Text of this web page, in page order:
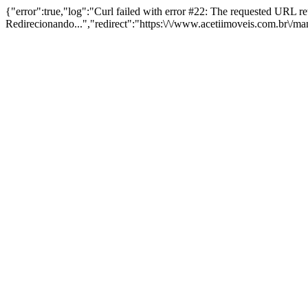
{"error":true,"log":"Curl failed with error #22: The requested URL
Redirecionando...","redirect":"https:\/\/www.acetiimoveis.com.br\/